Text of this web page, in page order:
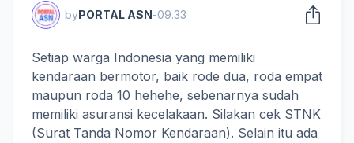
byPORTAL ASN-09.33
Setiap warga Indonesia yang memiliki
kendaraan bermotor, baik rode dua, roda empat
maupun roda 10 hehehe, sebenarnya sudah
memiliki asuransi kecelakaan. Silakan cek STNK
(Surat Tanda Nomor Kendaraan). Selain itu ada